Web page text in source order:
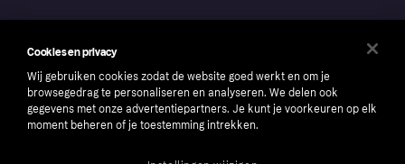
Cookies en privacy
Wij gebruiken cookies zodat de website goed werkt en om je
browsegedrag te personaliseren en analyseren. We delen ook
gegevens met onze advertentiepartners. Je kunt je voorkeuren op elk
moment beheren of je toestemming intrekken.